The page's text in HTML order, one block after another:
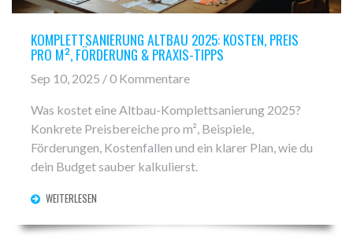
KOMPLETTSANIERUNG ALTBAU 2025: KOSTEN, PREIS
PRO M², FÖRDERUNG & PRAXIS-TIPPS
Sep 10, 2025 / 0 Kommentare
Was kostet eine Altbau-Komplettsanierung 2025?
Konkrete Preisbereiche pro m², Beispiele,
Förderungen, Kostenfallen und ein klarer Plan, wie du
dein Budget sauber kalkulierst.
WEITERLESEN